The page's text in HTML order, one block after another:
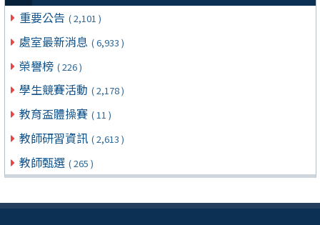
重要公告 ( 2,101 )
處室最新消息 ( 6,933 )
榮譽榜 ( 226 )
學生競賽活動 ( 2,178 )
教育盃體操賽 ( 11 )
教師研習資訊 ( 2,613 )
教師甄選 ( 265 )